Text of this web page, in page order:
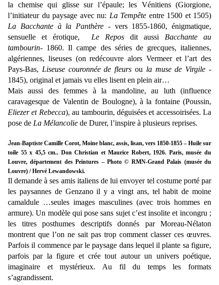
la chemise qui glisse sur l’épaule; les Vénitiens (Giorgione,
l’initiateur du paysage avec nu: La Tempête entre 1500 et 1505)
La Bacchante à la Panthère -vers 1855-1860, énigmatique,
sensuelle et érotique,
Le Repos dit aussi Bacchante au
tambourin- 1860. Il campe des séries de grecques, italiennes,
algériennes, liseuses (on redécouvre alors Vermeer et l’art des
Pays-Bas, Liseuse couronnée de fleurs ou la muse de Virgile -
1845), original et jamais vu elles lisent en plein air…
Mais aussi des femmes à la mandoline, au luth (influence
caravagesque de Valentin de Boulogne), à la fontaine (Poussin,
Eliezer et Rebecca), au tambourin, déguisées et accessoirisées. La
pose de La Mélancolie de Durer, l’inspire à plusieurs reprises.
Jean-Baptiste Camille Corot, Moine blanc, assis, lisan, vers 1850-1855 – Huile sur
toile 55 x 45,5 cm.. Don Christian et Maurice Robert, 1926. Paris, musée du
Louvre, département des Peintures – Photo © RMN-Grand Palais (musée du
Louvre) / Hervé Lewandowski.
Il demande à ses amis italiens de lui envoyer tel costume porté par
les paysannes de Genzano il y a vingt ans, tel habit de moine
camaldule …seules images masculines (avec trois hommes en
armure). Un modèle qui pose sans sujet c’est insolite et incongru ;
les titres posthumes descriptifs donnés par Moreau-Nélaton
montrent que l’on ne sait pas trop comment classer ces œuvres.
Parfois il commence par le paysage dans lequel il plante sa figure,
parfois par la figure et crée tout autour un univers poétique,
imaginaire et mystérieux. Au fil du temps les formats
s’agrandissent.